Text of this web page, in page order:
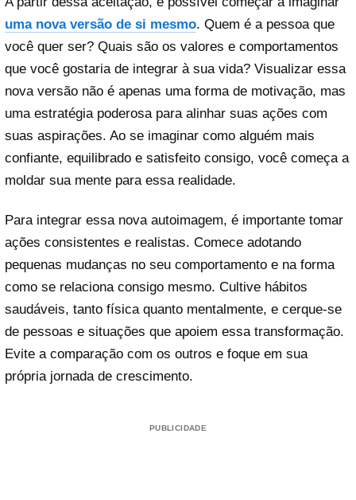
uma nova versão de si mesmo. Quem é a pessoa que
você quer ser? Quais são os valores e comportamentos
que você gostaria de integrar à sua vida? Visualizar essa
nova versão não é apenas uma forma de motivação, mas
uma estratégia poderosa para alinhar suas ações com
suas aspirações. Ao se imaginar como alguém mais
confiante, equilibrado e satisfeito consigo, você começa a
moldar sua mente para essa realidade.
Para integrar essa nova autoimagem, é importante tomar
ações consistentes e realistas. Comece adotando
pequenas mudanças no seu comportamento e na forma
como se relaciona consigo mesmo. Cultive hábitos
saudáveis, tanto física quanto mentalmente, e cerque-se
de pessoas e situações que apoiem essa transformação.
Evite a comparação com os outros e foque em sua
própria jornada de crescimento.
PUBLICIDADE